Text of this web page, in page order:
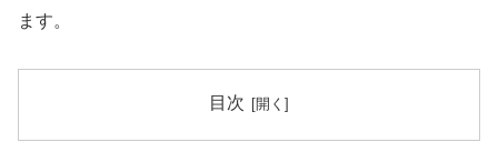
ます。
目次